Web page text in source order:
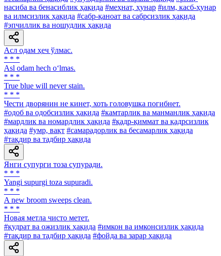
насиба ва бенасиблик ҳақида #меҳнат, ҳунар #илм, касб-ҳунар
ва илмсизлик ҳақида #сабр-қаноат ва сабрсизлик ҳақида
#эпчиллик ва ношудлик ҳақида
Асл одам ҳеч ўлмас.
* * *
Asl odam hech o‘lmas.
* * *
True blue will never stain.
* * *
Чести дворянин не кинет, хоть головушка погибнет.
#одоб ва одобсизлик ҳақида #камтарлик ва манманлик ҳақида
#мардлик ва номардлик ҳақида #қадр-қиммат ва қадрсизлик
ҳақида #умр, вақт #самарадорлик ва бесамарлик ҳақида
#тақдир ва тадбир ҳақида
Янги супурги тоза супуради.
* * *
Yangi supurgi toza supuradi.
* * *
A new broom sweeps clean.
* * *
Новая метла чисто метет.
#қудрат ва ожизлик ҳақида #имкон ва имконсизлик ҳақида
#тақдир ва тадбир ҳақида #фойда ва зарар ҳақида